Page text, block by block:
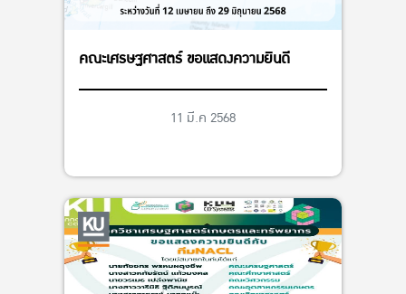
คณะเศรษฐศาสตร์ ขอแสดงความยินดี
11 มี.ค 2568